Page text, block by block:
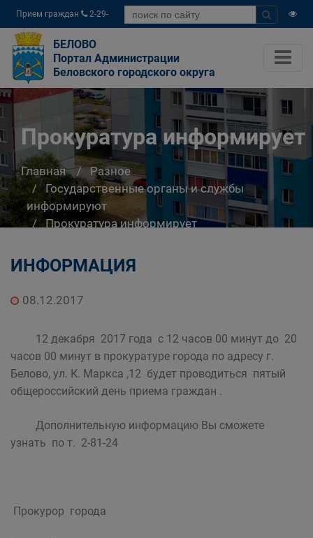
Прием граждан
2-29-
04
БЕЛОВО
Портал Администрации
Беловского городского округа
Прокуратура информирует
Главная
Разное
Государственные органы и службы
информируют
Прокуратура информирует
ИНФОРМАЦИЯ
08.12.2017
12 декабря 2017 года с 12 часов 00 минут до 20
часов 00 минут в прокуратуре города по адресу г.
Белово, ул. К. Маркса ,12 будет проводиться пятый
общероссийский день приема граждан .
Дополнительную информацию Вы сможете
узнать по т. 2-81-24
Прокурор города